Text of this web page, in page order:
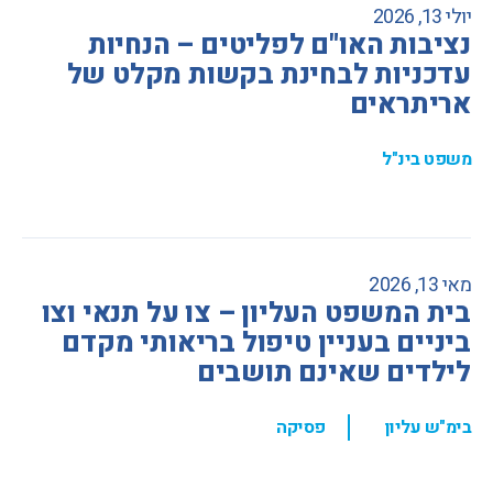
יולי 13, 2026
נציבות האו"ם לפליטים – הנחיות
עדכניות לבחינת בקשות מקלט של
אריתראים
משפט בינ"ל
מאי 13, 2026
בית המשפט העליון – צו על תנאי וצו
ביניים בעניין טיפול בריאותי מקדם
לילדים שאינם תושבים
בימ"ש עליון , פסיקה